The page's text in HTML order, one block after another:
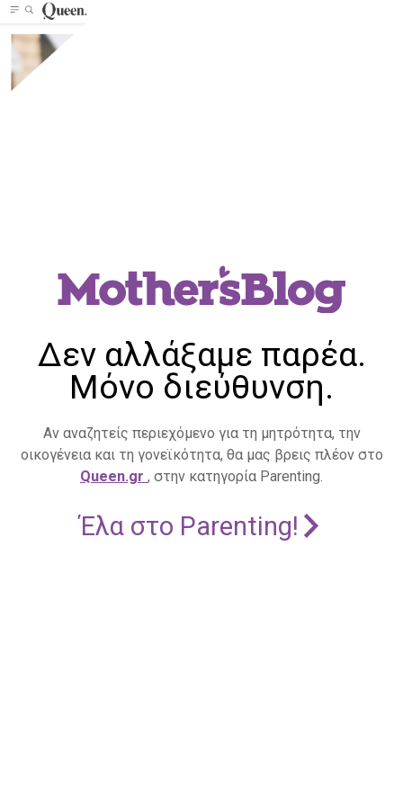
Δεν αλλάξαμε παρέα.
Μόνο διεύθυνση.
Αν αναζητείς περιεχόμενο για τη μητρότητα, την
οικογένεια και τη γονεϊκότητα, θα μας βρεις πλέον στο
Queen.gr , στην κατηγορία Parenting.
Έλα στο Parenting!